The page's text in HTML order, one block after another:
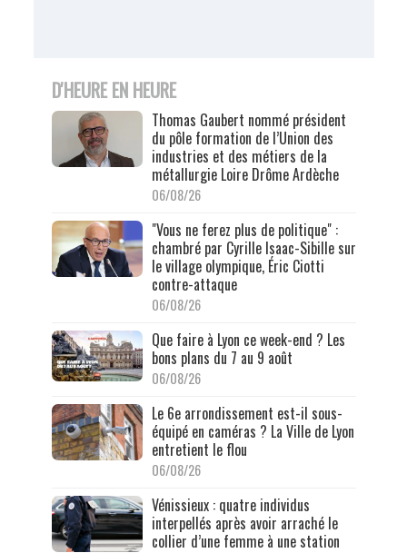
D'HEURE EN HEURE
Thomas Gaubert nommé président
du pôle formation de l’Union des
industries et des métiers de la
métallurgie Loire Drôme Ardèche
06/08/26
"Vous ne ferez plus de politique" :
chambré par Cyrille Isaac-Sibille sur
le village olympique, Éric Ciotti
contre-attaque
06/08/26
Que faire à Lyon ce week-end ? Les
bons plans du 7 au 9 août
06/08/26
Le 6e arrondissement est-il sous-
équipé en caméras ? La Ville de Lyon
entretient le flou
06/08/26
Vénissieux : quatre individus
interpellés après avoir arraché le
collier d’une femme à une station